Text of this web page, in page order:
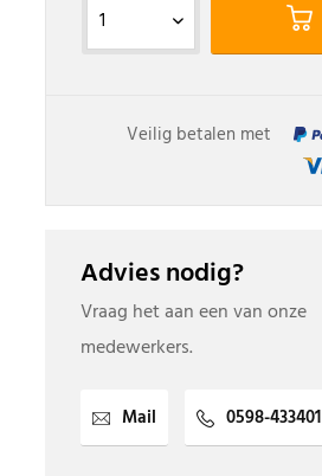
Veilig betalen met
Advies nodig?
Vraag het aan een van onze
medewerkers.
Mail 0598-433401